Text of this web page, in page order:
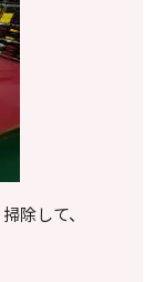
除して、